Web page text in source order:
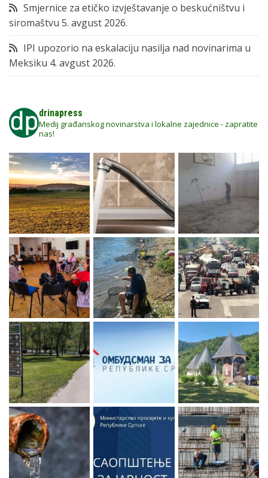
Smjernice za etičko izvještavanje o beskućništvu i
siromaštvu 5. avgust 2026.
IPI upozorio na eskalaciju nasilja nad novinarima u
Meksiku 4. avgust 2026.
drinapress
Medij građanskog novinarstva i lokalne zajednice - zapratite
nas!